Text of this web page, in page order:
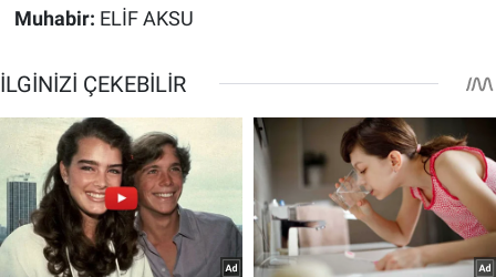
Muhabir: ELİF AKSU